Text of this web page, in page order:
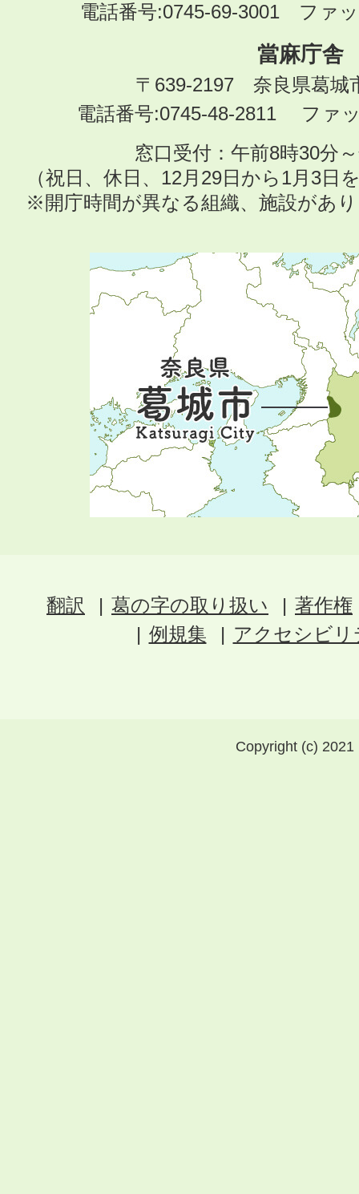
電話番号:0745-69-3001 ファ
當麻庁舎
〒639-2197 奈良県葛城
電話番号:0745-48-2811 ファ
窓口受付：午前8時30分
（祝日、休日、12月29日から1月3日
※開庁時間が異なる組織、施設があ
翻訳 葛の字の取り扱い
著作権
例規集
アクセシビ
Copyright (c)